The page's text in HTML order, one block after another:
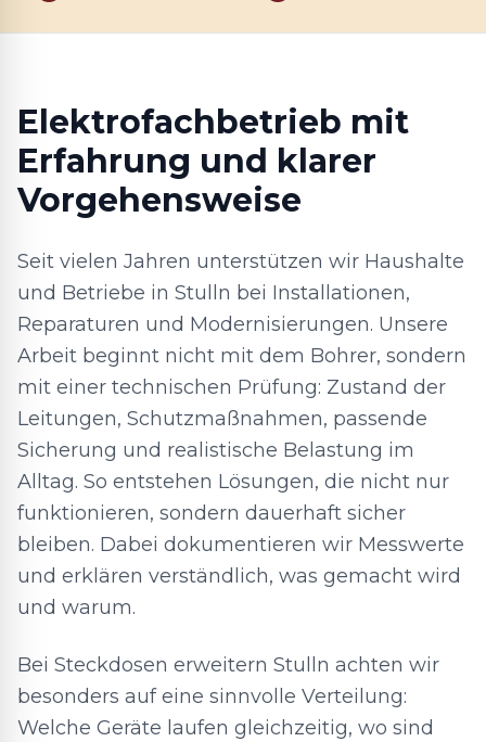
Elektrofachbetrieb mit
Erfahrung und klarer
Vorgehensweise
Seit vielen Jahren unterstützen wir Haushalte
und Betriebe in Stulln bei Installationen,
Reparaturen und Modernisierungen. Unsere
Arbeit beginnt nicht mit dem Bohrer, sondern
mit einer technischen Prüfung: Zustand der
Leitungen, Schutzmaßnahmen, passende
Sicherung und realistische Belastung im
Alltag. So entstehen Lösungen, die nicht nur
funktionieren, sondern dauerhaft sicher
bleiben. Dabei dokumentieren wir Messwerte
und erklären verständlich, was gemacht wird
und warum.
Bei Steckdosen erweitern Stulln achten wir
besonders auf eine sinnvolle Verteilung:
Welche Geräte laufen gleichzeitig, wo sind